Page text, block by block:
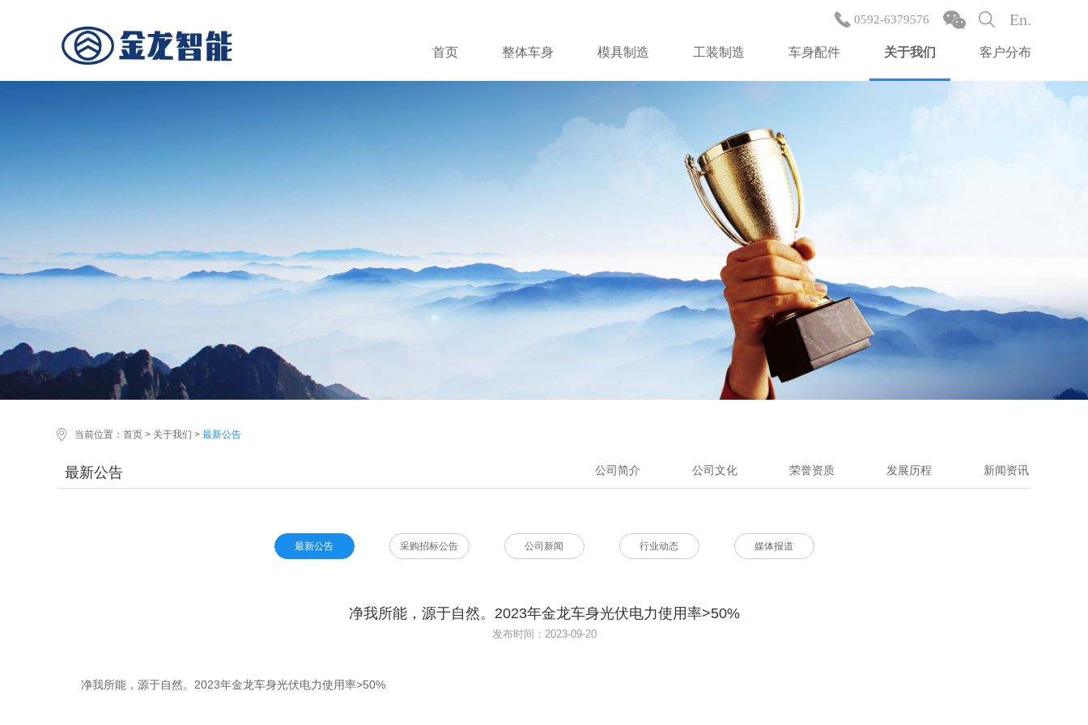
0592-6379576 En.
首页 整体车身 模具制造 工装制造 车身配件 关于我们 客户分布
当前位置： 首页 > 关于我们 > 最新公告
最新公告 公司简介 公司文化 荣誉资质 发展历程 新闻资讯
最新公告 采购招标公告 公司新闻 行业动态 媒体报道
净我所能，源于自然。2023年金龙车身光伏电力使用率>50%
发布时间：2023-09-20
净我所能，源于自然。2023年金龙车身光伏电力使用率>50%